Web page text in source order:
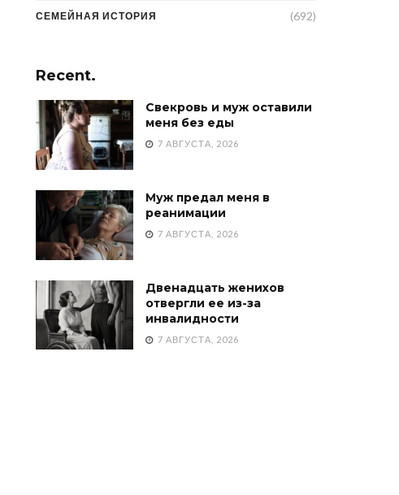
СЕМЕЙНАЯ ИСТОРИЯ (692)
Recent.
Свекровь и муж оставили
меня без еды
7 АВГУСТА, 2026
Муж предал меня в
реанимации
7 АВГУСТА, 2026
Двенадцать женихов
отвергли ее из-за
инвалидности
7 АВГУСТА, 2026